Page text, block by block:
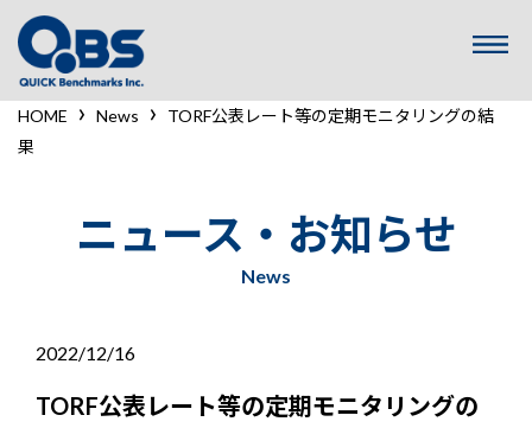
ン
ツ
ッ
プ
HOME › News › TORF公表レート等の定期モニタリングの結
果
ニュース・お知らせ
News
2022/12/16
TORF公表レート等の定期モニタリングの